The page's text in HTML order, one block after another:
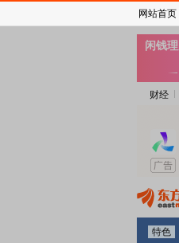
财经
特色
网站首页